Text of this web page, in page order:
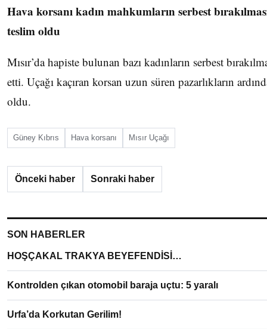
Hava korsanı kadın mahkumların serbest
teslim oldu
Mısır’da hapiste bulunan bazı kadınların serbest
etti. Uçağı kaçıran korsan uzun süren pazarlıkların
oldu.
Güney Kıbrıs Hava korsanı Mısır Uçağı
Önceki haber Sonraki haber
SON HABERLER
HOŞÇAKAL TRAKYA BEYEFENDİSİ…
Kontrolden çıkan otomobil baraja uçtu: 5 yaralı
Urfa’da Korkutan Gerilim!